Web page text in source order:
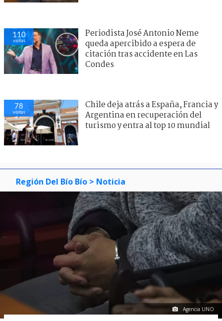
110
visitas
Periodista José Antonio Neme
queda apercibido a espera de
citación tras accidente en Las
Condes
78
visitas
Chile deja atrás a España, Francia y
Argentina en recuperación del
turismo y entra al top 10 mundial
Región Del Bío Bío > Noticia
Agencia UNO